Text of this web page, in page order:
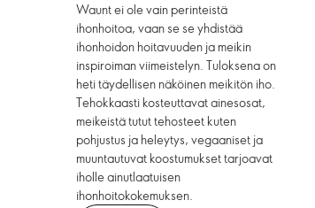
Waunt ei ole vain perinteistä
ihonhoitoa, vaan se se yhdistää
ihonhoidon hoitavuuden ja meikin
inspiroiman viimeistelyn. Tuloksena on
heti täydellisen näköinen meikitön iho.
Tehokkaasti kosteuttavat ainesosat,
meikeistä tutut tehosteet kuten
pohjustus ja heleytys, vegaaniset ja
muuntautuvat koostumukset tarjoavat
iholle ainutlaatuisen
ihonhoitokokemuksen.